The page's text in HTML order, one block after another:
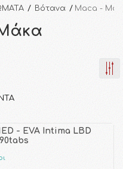
/ Βότανα / Maca -
- EVA Intima LBD